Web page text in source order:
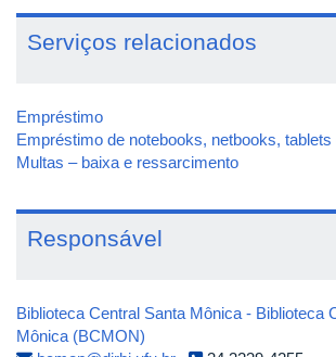
Serviços relacionados
Empréstimo
Empréstimo de notebooks, netbooks, tablets
Multas – baixa e ressarcimento
Responsável
Biblioteca Central Santa Mônica - Biblioteca
Mônica (BCMON)